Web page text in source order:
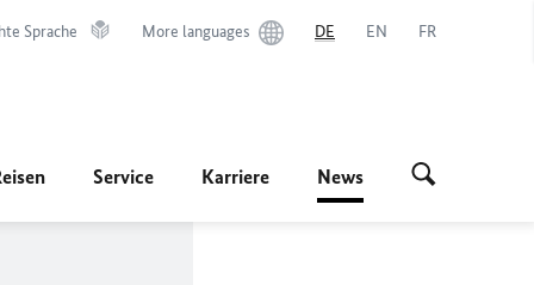
Sprache More languages DE EN FR
Service Karriere News